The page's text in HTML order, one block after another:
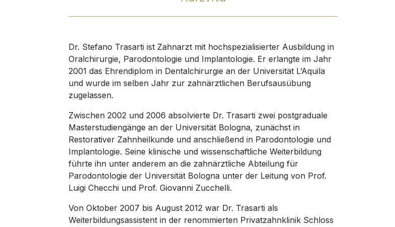
Dr. Stefano Trasarti ist Zahnarzt mit hochspezialisierter Ausbildung in
Oralchirurgie, Parodontologie und Implantologie. Er erlangte im Jahr
2001 das Ehrendiplom in Dentalchirurgie an der Universität L’Aquila
und wurde im selben Jahr zur zahnärztlichen Berufsausübung
zugelassen.
Zwischen 2002 und 2006 absolvierte Dr. Trasarti zwei postgraduale
Masterstudiengänge an der Universität Bologna, zunächst in
Restorativer Zahnheilkunde und anschließend in Parodontologie und
Implantologie. Seine klinische und wissenschaftliche Weiterbildung
führte ihn unter anderem an die zahnärztliche Abteilung für
Parodontologie der Universität Bologna unter der Leitung von Prof.
Luigi Checchi und Prof. Giovanni Zucchelli.
Von Oktober 2007 bis August 2012 war Dr. Trasarti als
Weiterbildungsassistent in der renommierten Privatzahnklinik Schloss